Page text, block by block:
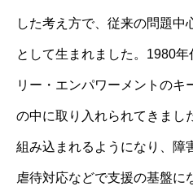
した考え方で、従来の問題中
として生まれました。1980
リー・エンパワーメントのキ
の中に取り入れられてきまし
組み込まれるようになり、障
虐待対応などで支援の基盤に